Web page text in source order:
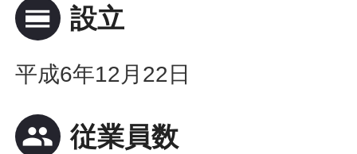
calendar_view_day 設立
平成6年12月22日
people 従業員数